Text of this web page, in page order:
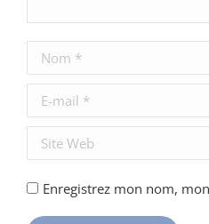
Nom *
E-mail *
Site Web
Enregistrez mon nom,